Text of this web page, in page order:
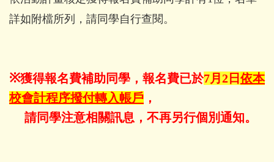
詳如附檔所列，請同學自行查閱。
※獲得報名費補助同學，報名費已於7月2日 依本
校會計程序撥付轉入帳戶 ，
請同學注意相關訊息，不再另行個別通知。